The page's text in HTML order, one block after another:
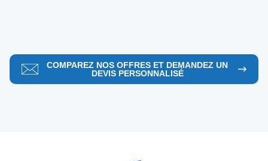
COMPAREZ NOS OFFRES ET DEMANDEZ UN
DEVIS PERSONNALISÉ